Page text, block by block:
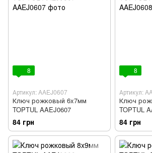
8
Артикул: AAEJ0607
Ключ рожковый 6x7мм
TOPTUL AAEJ0607
84 грн
8
Артикул:
Ключ
TOPTUL
84 грн